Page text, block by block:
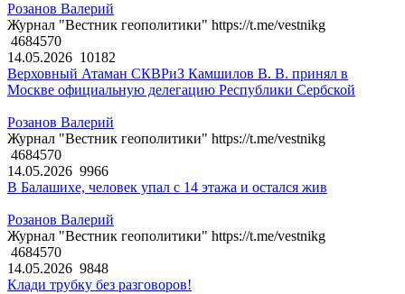
Розанов Валерий
Журнал "Вестник геополитики" https://t.me/vestnikg
4684570
14.05.2026 10182
Верховный Атаман СКВРиЗ Камшилов В. В. принял в
Москве официальную делегацию Республики Сербской
Розанов Валерий
Журнал "Вестник геополитики" https://t.me/vestnikg
4684570
14.05.2026 9966
В Балашихе, человек упал с 14 этажа и остался жив
Розанов Валерий
Журнал "Вестник геополитики" https://t.me/vestnikg
4684570
14.05.2026 9848
Клади трубку без разговоров!